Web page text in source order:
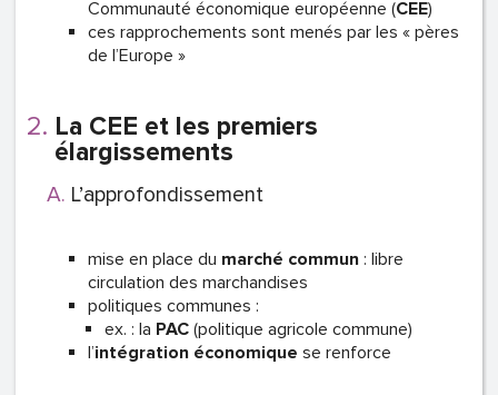
Communauté économique européenne (CEE)
ces rapprochements sont menés par les « pères
de l’Europe »
La CEE et les premiers
élargissements
L’approfondissement
mise en place du marché commun : libre
circulation des marchandises
politiques communes :
ex. : la PAC (politique agricole commune)
l’intégration économique se renforce